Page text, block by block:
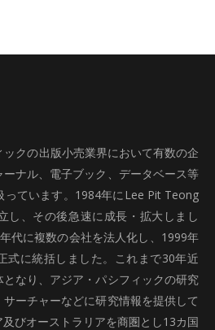
クの出版小売業界において有数の企
ナル、電子ブック、データベース等
っています。1984年にLee Pit Teong
し、その後急速に成長・拡大しまし
代に複数の会社を法人化し、1999年
式に統括しました。これまで30年近
なり、アジア・パシフィックの研究
ーチャーなどに研究情報を提供して
びオーストラリアを商圏とし13カ国